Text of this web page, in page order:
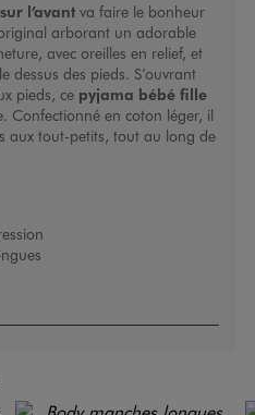
l’avantva faire le bonheur
arborant un adorable
avec oreilles en relief, et
dessus des pieds. S’ouvrant
pieds, ce pyjama bébé fille
Confectionné en coton léger, il
aux tout-petits, tout au long de